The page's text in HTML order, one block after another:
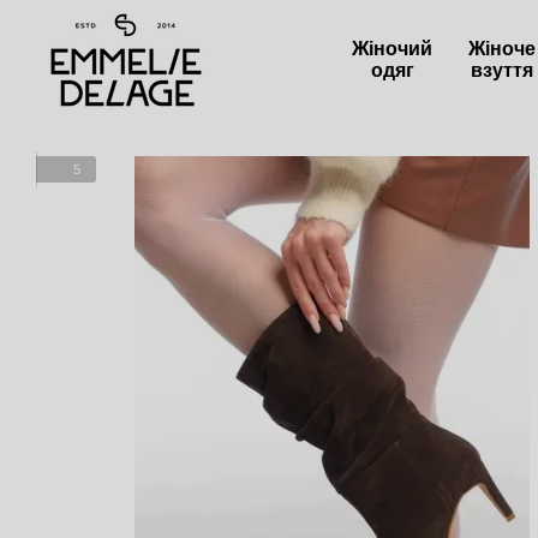
Перейти до основного контенту
Жіночий
одяг
Жіноче
взуття
5